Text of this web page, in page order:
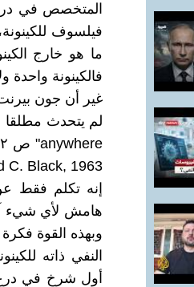
المتخصص في
فيلسوف
فالكينونة واحدة
C. Black, 1963
إنه تكلم فقط
هامش لأي شيء
وبهذه القوة فكرة
النفي ذاته
أول شرخ في درع